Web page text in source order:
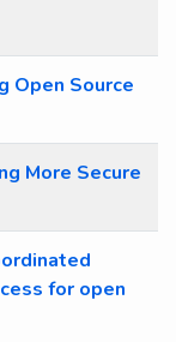
Open Source
More Secure
for open